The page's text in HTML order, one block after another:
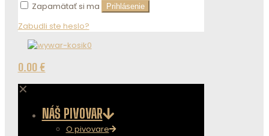
Zapamätať si ma
Prihlásenie
Zabudli ste heslo?
0
0.00 €
✕
NÁŠ PIVOVAR
O pivovare